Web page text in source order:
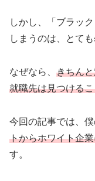
しかし、「ブラッ
しまうのは、とて
なぜなら、 きちん
就職先は見つける
今回の記事では、
トからホワイト企
す。